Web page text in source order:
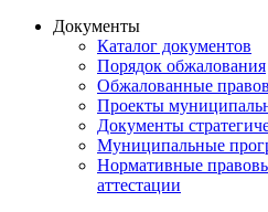
Документы
Каталог документов
Порядок обжалования
Обжалованные
Проекты
Документы
Муниципальные
Нормативные
аттестации